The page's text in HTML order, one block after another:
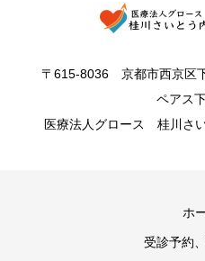
〒615-8036 京都市西京区
ペアス
医療法人グロース 桂川さ
ホ
受診予約